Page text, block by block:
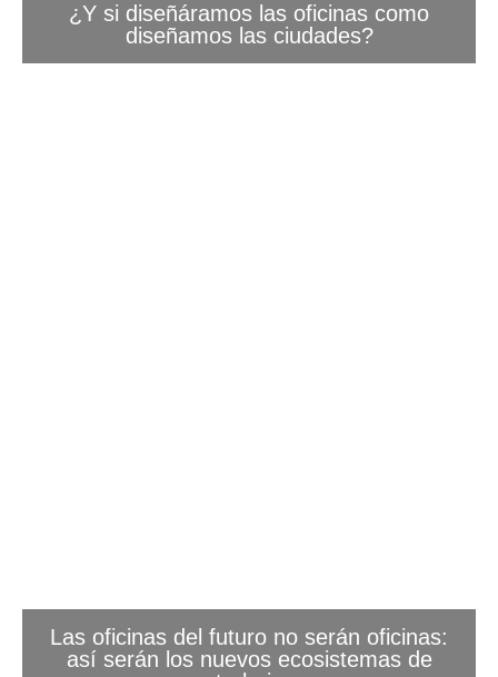
¿Y si diseñáramos las oficinas como
diseñamos las ciudades?
Las oficinas del futuro no serán oficinas:
así serán los nuevos ecosistemas de